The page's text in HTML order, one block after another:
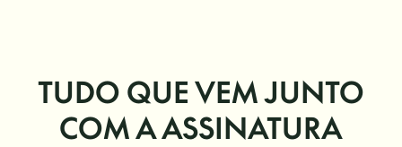
TUDO QUE VEM JUNTO
COM A ASSINATURA